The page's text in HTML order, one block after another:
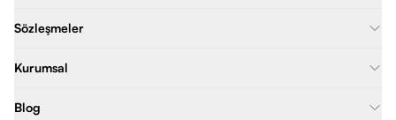
Sözleşmeler
Kurumsal
Blog